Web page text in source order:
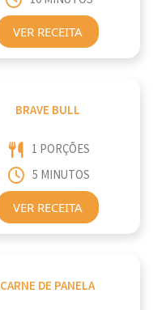
VER RECEITA
BRAVE BULL
1 PORÇÕES
5 MINUTOS
VER RECEITA
CARNE DE PANELA